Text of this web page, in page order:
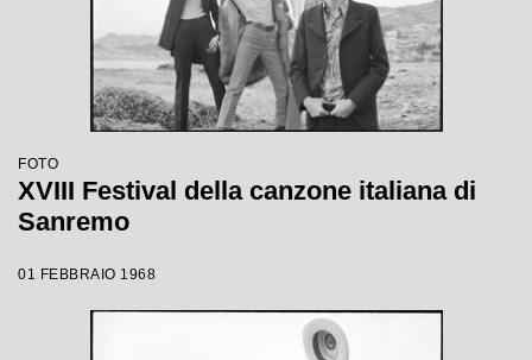
FOTO
XVIII Festival della canzone italiana di
Sanremo
01 FEBBRAIO 1968